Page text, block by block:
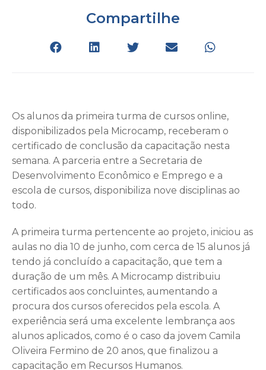
Compartilhe
Os alunos da primeira turma de cursos online,
disponibilizados pela Microcamp, receberam o
certificado de conclusão da capacitação nesta
semana. A parceria entre a Secretaria de
Desenvolvimento Econômico e Emprego e a
escola de cursos, disponibiliza nove disciplinas ao
todo.
A primeira turma pertencente ao projeto, iniciou as
aulas no dia 10 de junho, com cerca de 15 alunos já
tendo já concluído a capacitação, que tem a
duração de um mês. A Microcamp distribuiu
certificados aos concluintes, aumentando a
procura dos cursos oferecidos pela escola. A
experiência será uma excelente lembrança aos
alunos aplicados, como é o caso da jovem Camila
Oliveira Fermino de 20 anos, que finalizou a
capacitação em Recursos Humanos.